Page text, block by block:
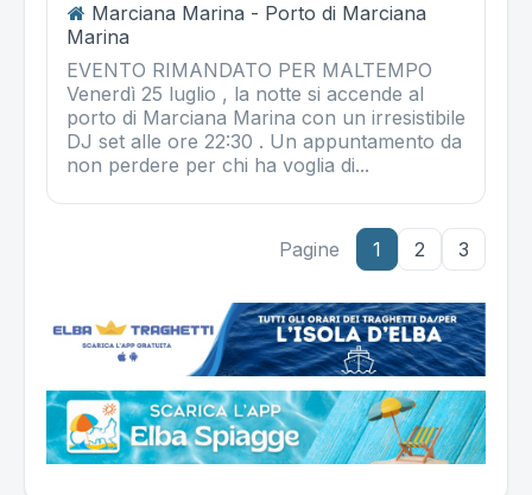
Marciana Marina - Porto di Marciana
Marina
EVENTO RIMANDATO PER MALTEMPO
Venerdì 25 luglio , la notte si accende al
porto di Marciana Marina con un irresistibile
DJ set alle ore 22:30 . Un appuntamento da
non perdere per chi ha voglia di...
Pagine 1 2 3